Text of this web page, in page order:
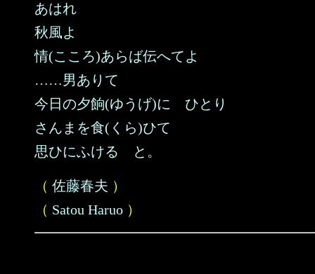
あはれ
秋風よ
情(こころ)あらば伝へてよ
……男ありて
今日の夕餉(ゆうげ)に ひとり
さんまを食(くら)ひて
思ひにふける と。
（ 佐藤春夫 ）
（ Satou Haruo ）